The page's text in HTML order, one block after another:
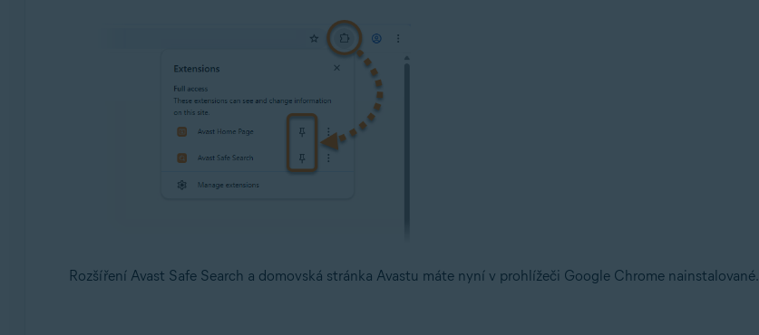
Rozšíření Avast Safe Search a domovská stránka Avastu máte nyní v prohlížeči Google Chrome nainstalované.